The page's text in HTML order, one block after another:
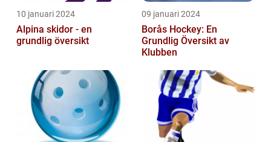
10 januari 2024
Alpina skidor - en
grundlig översikt
09 januari 2024
Borås Hockey: En
Grundlig Översikt av
Klubben